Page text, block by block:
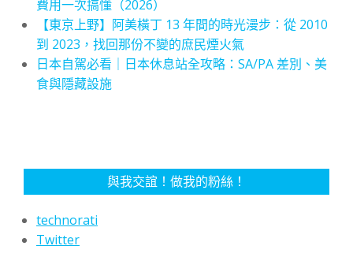
費用一次搞懂（2026）
【東京上野】阿美橫丁 13 年間的時光漫步：從 2010
到 2023，找回那份不變的庶民煙火氣
日本自駕必看｜日本休息站全攻略：SA/PA 差別、美
食與隱藏設施
與我交誼！做我的粉絲！
technorati
Twitter